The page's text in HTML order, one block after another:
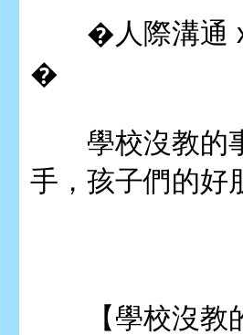
�人際溝通 x
�
學校沒教的事
手，孩子們的好
【學校沒教的